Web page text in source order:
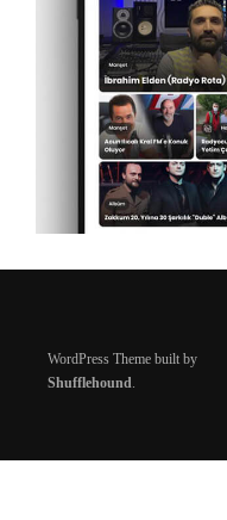
WordPress Theme built by
Shufflehound.